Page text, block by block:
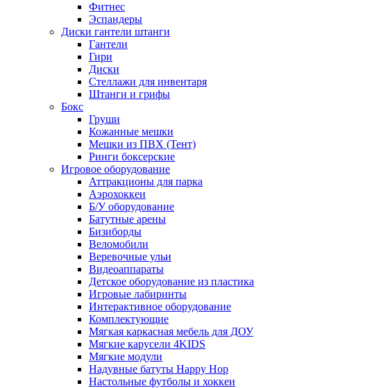
Фитнес
Эспандеры
Диски гантели штанги
Гантели
Гири
Диски
Стеллажи для инвентаря
Штанги и грифы
Бокс
Груши
Кожанные мешки
Мешки из ПВХ (Тент)
Ринги боксерские
Игровое оборудование
Аттракционы для парка
Аэрохоккеи
Б/У оборудование
Батутные арены
Бизиборды
Веломобили
Веревочные ульи
Видеоаппараты
Детское оборудование из пластика
Игровые лабиринты
Интерактивное оборудование
Комплектующие
Мягкая каркасная мебель для ДОУ
Мягкие карусели 4KIDS
Мягкие модули
Надувные батуты Happy Hop
Настольные футболы и хоккеи